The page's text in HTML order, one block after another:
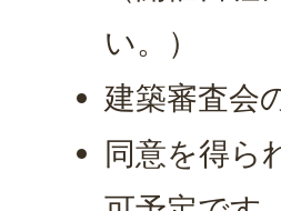
い。）
建築審査会
同意を得ら